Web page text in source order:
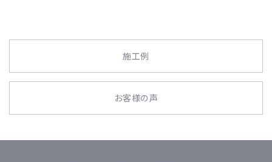
各種イベント・セミナーなどのご案内のため。
■個人情報の第三者への開示や提供
施工例
お客様の声